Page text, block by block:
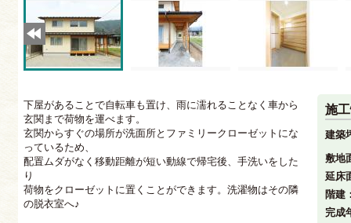
下屋があることで自転車も置け、雨に濡れることなく車から
玄関まで荷物を運べます。
玄関からすぐの場所が洗面所とファミリークローゼットにな
っているため、
配置ムダがなく移動距離が短い動線で帰宅後、手洗いをした
り
荷物をクローゼットに置くことができます。洗濯物はその隣
の脱衣室へ♪
施
建築
敷地
延床
階建
完成